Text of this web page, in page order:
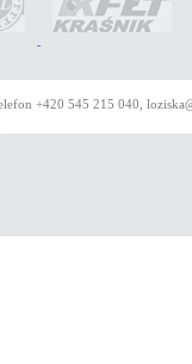
+420 545 215 040,